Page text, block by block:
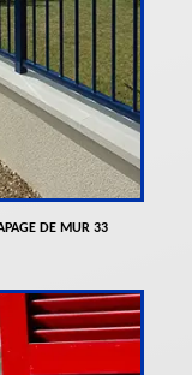
DE MUR 33